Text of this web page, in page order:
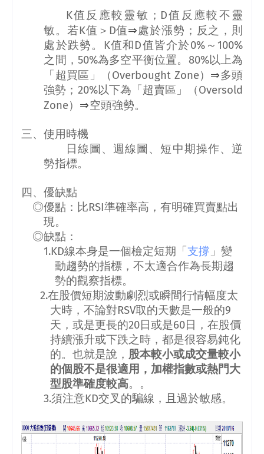
K值反應較靈敏； D值反應較不靈
敏。若K值＞ D值⇒處於漲勢；反之，則
處於跌勢。
K值和 D值皆介於0%～ 100%
之間， 50%為多空平衡位置。 80%以上為
「超買區」（Overbought Zone） ⇒多頭
強勢； 20%以下為「超賣區」（Oversold
Zone） ⇒空頭強勢。
三、使用時機
日線圖、週線圖、短中期操作、逆
勢指標。
四、優缺點
◎優點：比RSI準確率高，有明確買賣點出
現。
◎缺點：
1.KD線本身是一個檢定短期「支撐 」變
動趨勢的指標，不太適合作為長期趨
勢的觀察指標。
2.在股價短期波動劇烈或瞬間行情幅度太
大時，不論對RSV取的天數是一般的9
天，或是更長的20日或是60日，在股價
持續漲升或下跌之時，都是很容易鈍化
的。也就是說， 股本較小或成交量較小
的個股不是很適用 ，加權指數或熱門大
型股準確度較高。 。
3.須注意KD交叉的騙線，且過於敏感。